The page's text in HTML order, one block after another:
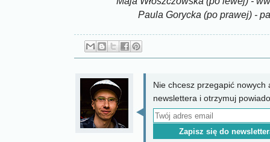
Paula Gorycka (po prawej) -
Nie chcesz przegapić nowych
newslettera i otrzymuj